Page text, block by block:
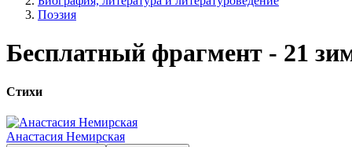
Поэзия
Бесплатный фрагмент - 21
Стихи
Анастасия Немирская